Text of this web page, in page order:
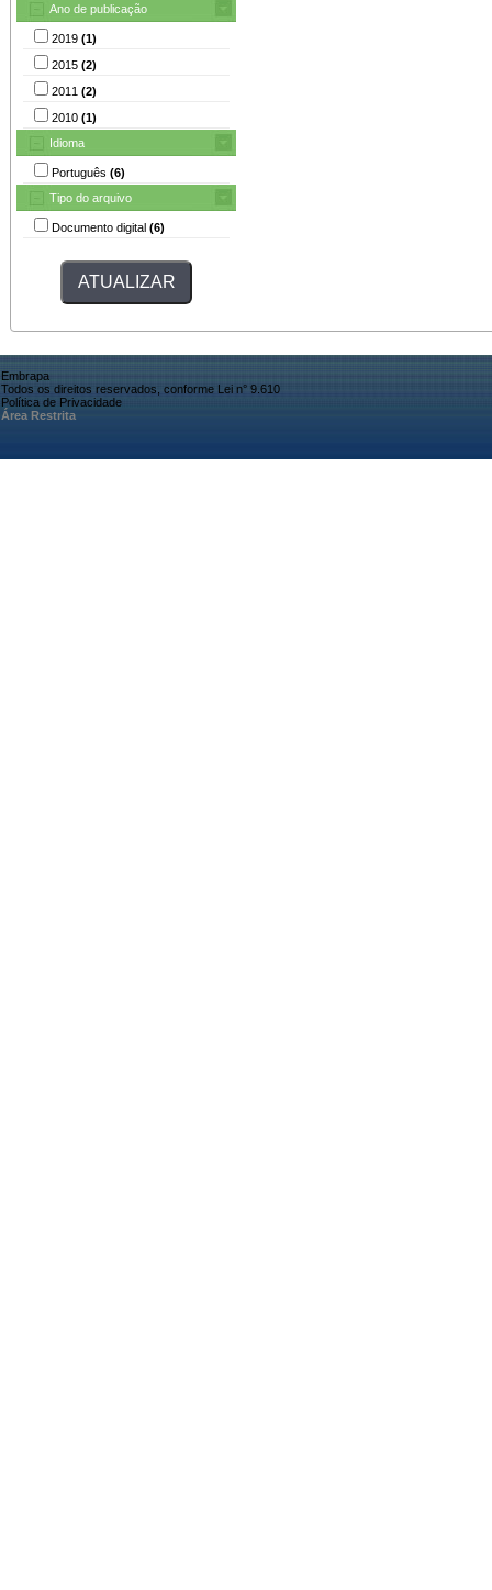
Ano de publicação
2019 (1)
2015 (2)
2011 (2)
2010 (1)
Idioma
Português (6)
Tipo do arquivo
Documento digital (6)
Embrapa
Todos os direitos reservados, conforme Lei n° 9.610
Política de Privacidade
Área Restrita